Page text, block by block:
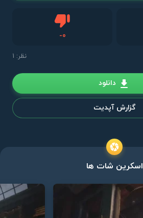
-0دیس لایک
نظر: 1
دانلود
گزارش آپدیت
اسکرین شات ها